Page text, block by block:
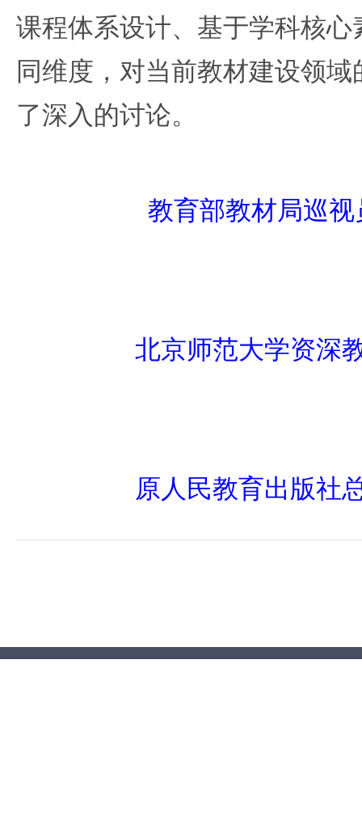
课程体系设计、基于学科核
同维度，对当前教材建设领
了深入的讨论。
教育部教材局巡
北京师范大学资深
原人民教育出版社